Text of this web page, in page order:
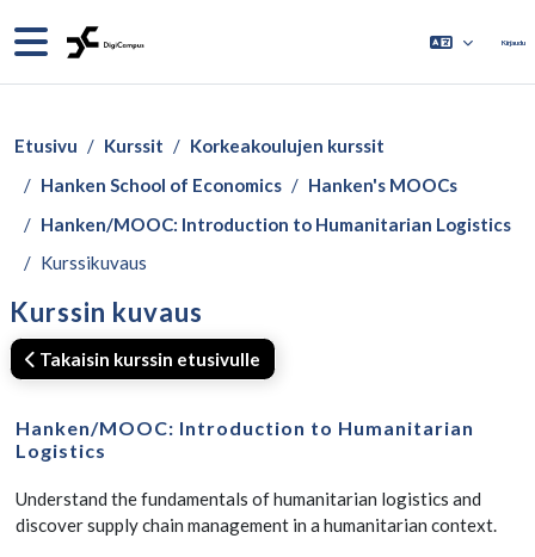
Sivupaneeli Kirjaudu
Etusivu Kurssit
Korkeakoulujen kurssit
Hanken School of Economics
Hanken's MOOCs
Hanken/MOOC: Introduction to Humanitarian Logistics
Kurssikuvaus
Kurssin kuvaus
Takaisin kurssin etusivulle
Hanken/MOOC: Introduction to Humanitarian
Logistics
Understand the fundamentals of humanitarian logistics and
discover supply chain management in a humanitarian context.